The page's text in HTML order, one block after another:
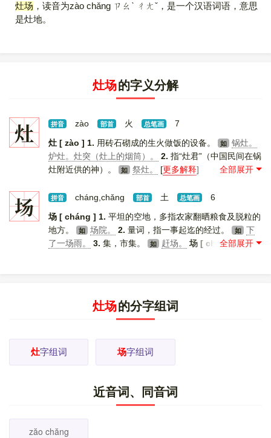
灶场 ，读音为zào chǎng ㄗㄠˋ ㄔㄤˇ，是一个汉语词语，意思
是灶地。
灶场的字义分解
灶 拼音 zào 部首 火 总笔画
7
灶 [ zào ] 1. 用砖石砌成的生火做饭的设备。 如
锅灶。
炉灶。灶突（灶上的烟筒）。
2. 指“灶君”（中国民间在锅
灶附近供的神）。
如 祭灶。 [更多解释]
场 拼音 cháng,chǎng 部首 土 总笔画
6
场 [ cháng ] 1. 平坦的空地，多指农家翻晒粮食及脱粒的
地方。
如 场院。 2. 量词，指一事起迄的经过。 如
下
了一场雨。
3. 集，市集。 如 赶场。 场 [ chǎng ] 1.处
5.物质存在的一种特殊形式。
灶场的分字组词
灶字组词 场字组词
近音词、同音词
zăo chăng